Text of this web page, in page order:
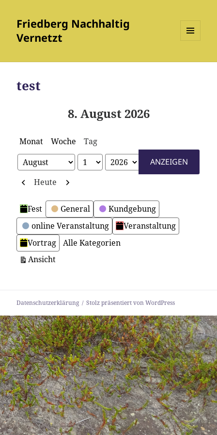
Friedberg Nachhaltig
Vernetzt
WIDGETS
test
8. August 2026
Monat Woche Tag
Monat
Tag
Jahr
Zurück
Heute Weiter
Kategorien
Fest General
Kundgebung
online Veranstaltung
Veranstaltung
Vortrag
Alle Kategorien
Ansichtausdrucken
Datenschutzerklärung Stolz präsentiert von WordPress